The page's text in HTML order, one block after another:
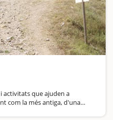
activitats que ajuden a
com la més antiga, d'una